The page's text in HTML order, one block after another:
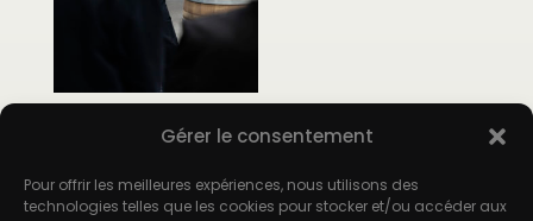
Gérer le consentement
Pour offrir les meilleures expériences, nous utilisons des
technologies telles que les cookies pour stocker et/ou accéder aux
Bon cadeau pour
« Immersion »